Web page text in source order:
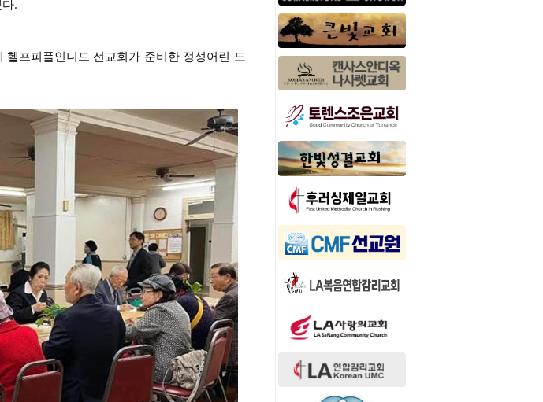
.
프피플인니드 선교회가 준비한 정성어린 도